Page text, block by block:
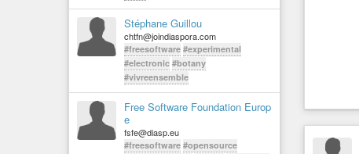
Stéphane Guillou
chtfn@joindiaspora.com
#freesoftware #experimental
#electronic #botany
#vivreensemble
Free Software Foundation Europ
e
fsfe@diasp.eu
#freesoftware #opensource